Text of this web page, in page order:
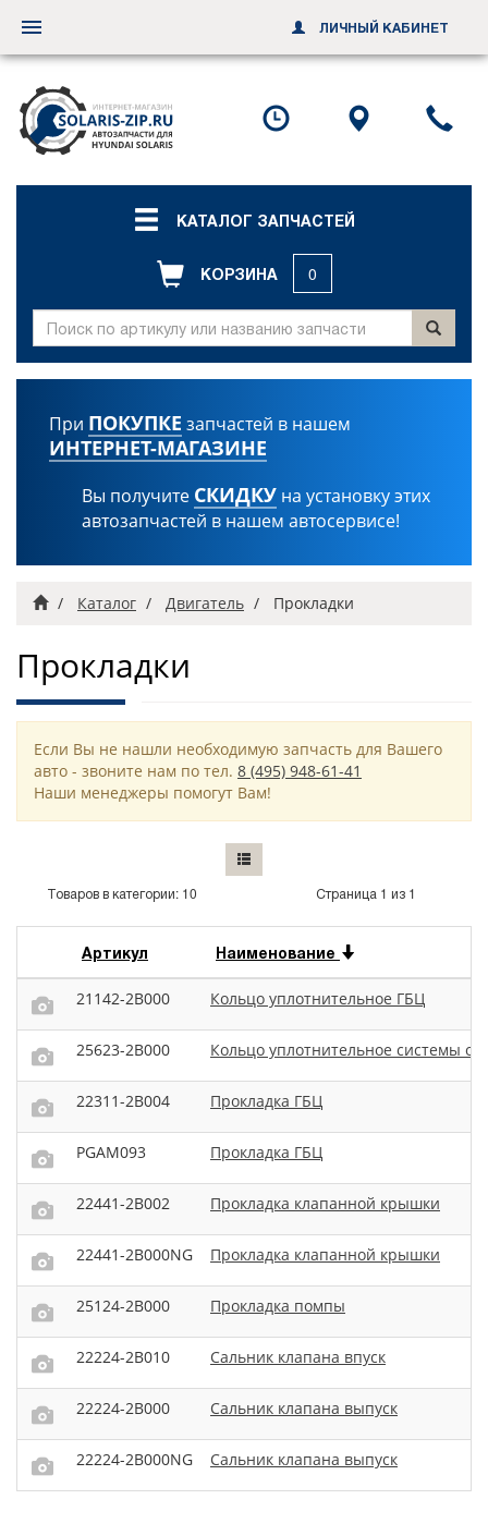
КАТАЛОГ ЗАПЧАСТЕЙ
КОРЗИНА 0
При ПОКУПКЕ запчастей в нашем
ИНТЕРНЕТ-МАГАЗИНЕ
Вы получите СКИДКУ на установку этих
автозапчастей в нашем автосервисе!
ГлавнаяКаталог Двигатель Прокладки
Прокладки
Если Вы не нашли необходимую запчасть для Вашего
авто - звоните нам по тел. 8 (495) 948-61-41
Наши менеджеры помогут Вам!
Товаров в категории: 10 Страница 1 из 1
Артикул Наименование
21142-2B000 Кольцо уплотнительное ГБЦ
25623-2B000 Кольцо уплотнительное системы
22311-2B004 Прокладка ГБЦ
PGAM093 Прокладка ГБЦ
22441-2B002 Прокладка клапанной крышки
22441-2B000NG Прокладка клапанной крышки
25124-2B000 Прокладка помпы
22224-2B010 Сальник клапана впуск
22224-2B000 Сальник клапана выпуск
22224-2B000NG Сальник клапана выпуск
Переключить
навигацию
ЛИЧНЫЙ КАБИНЕТ
Посмотреть
график схему